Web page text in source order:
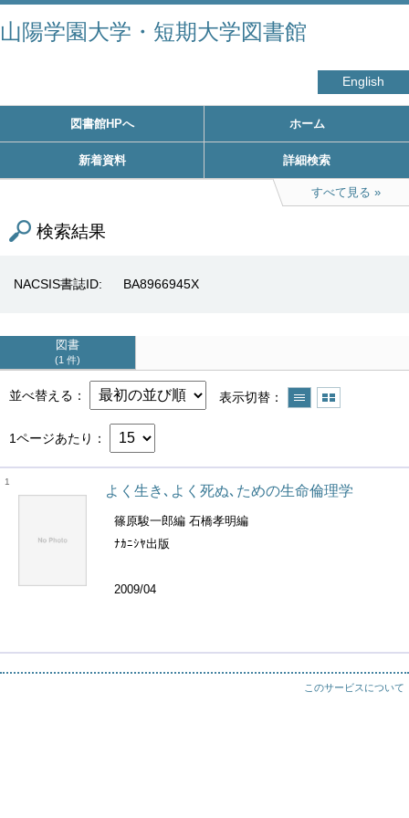
山陽学園大学・短期大学図書館
English
図書館HPへ ホーム
新着資料 詳細検索
すべて見る
検索結果
NACSIS書誌ID BA8966945X
図書
1 件
並べ替える 表示切替
1ページあたり
1
よく生き､よく死ぬ､ための生命倫理学
篠原駿一郎編 石橋孝明編
ﾅｶﾆｼﾔ出版
2009/04
このサービスについて